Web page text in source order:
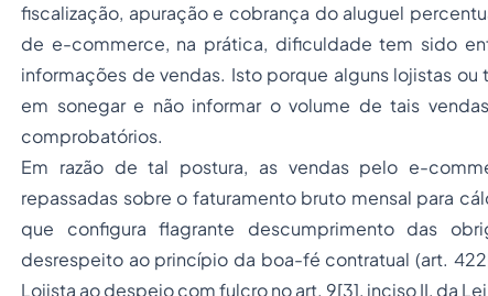
fiscalização, apuração e cobrança do aluguel
de e-commerce, na prática, dificuldade tem sido
informações de vendas. Isto porque alguns lojistas ou
em sonegar e não informar o volume de tais
comprobatórios.
Em razão de tal postura, as vendas pelo e-
repassadas sobre o faturamento bruto mensal para
que configura flagrante descumprimento das
desrespeito ao princípio da boa-fé contratual (art.
Lojista ao despejo com fulcro no art. 9[3], inciso II, da